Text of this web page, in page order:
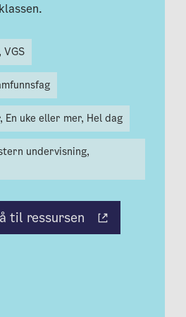
VGS
En uke eller mer, Hel dag
undervisning,
til ressursen